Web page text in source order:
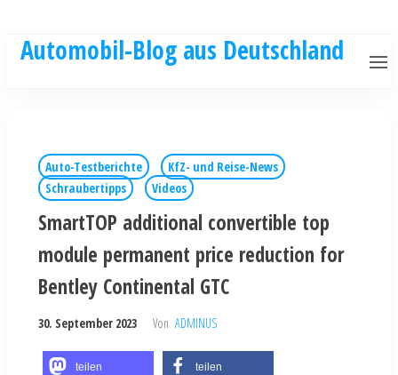
Automobil-Blog aus Deutschland
Auto-Testberichte
KfZ- und Reise-News
Schraubertipps
Videos
SmartTOP additional convertible top
module permanent price reduction for
Bentley Continental GTC
30. September 2023 Von ADMINUS
teilen teilen